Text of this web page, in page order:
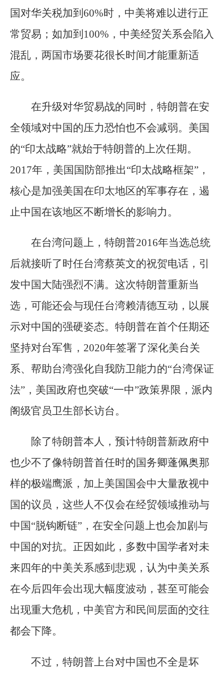
国对华关税加到60%时，中美将难以进行正
常贸易；如加到100%，中美经贸关系会陷入
混乱，两国市场要花很长时间才能重新适
应。
在升级对华贸易战的同时，特朗普在安
全领域对中国的压力恐怕也不会减弱。美国
的“印太战略”就始于特朗普的上次任期。
2017年，美国国防部推出“印太战略框架”，
核心是加强美国在印太地区的军事存在，遏
止中国在该地区不断增长的影响力。
在台湾问题上，特朗普2016年当选总统
后就接听了时任台湾蔡英文的祝贺电话，引
发中国大陆强烈不满。这次特朗普重新当
选，可能还会与现任台湾赖清德互动，以展
示对中国的强硬姿态。特朗普在首个任期还
坚持对台军售，2020年签署了深化美台关
系、帮助台湾强化自我防卫能力的“台湾保证
法”，美国政府也突破“一中”政策界限，派内
阁级官员卫生部长访台。
除了特朗普本人，预计特朗普新政府中
也少不了像特朗普首任时的国务卿蓬佩奥那
样的极端鹰派，加上美国国会中大量敌视中
国的议员，这些人不仅会在经贸领域推动与
中国“脱钩断链”，在安全问题上也会加剧与
中国的对抗。正因如此，多数中国学者对未
来四年的中美关系感到悲观，认为中美关系
在今后四年会出现大幅度波动，甚至可能会
出现重大危机，中美官方和民间层面的交往
都会下降。
不过，特朗普上台对中国也不全是坏